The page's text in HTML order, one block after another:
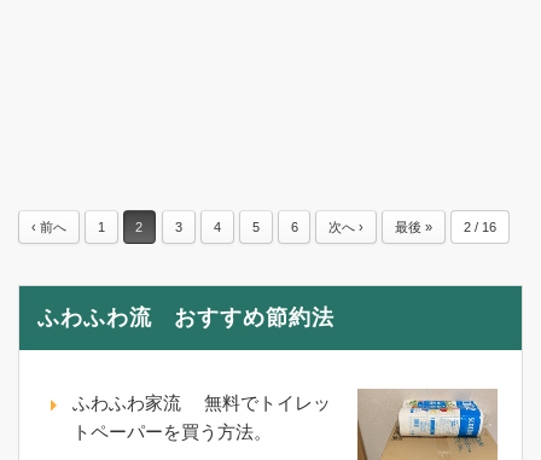
‹ 前へ 1 2 3 4 5 6 次へ › 最後 » 2 / 16
ふわふわ流 おすすめ節約法
ふわふわ家流 無料でトイレッ
トペーパーを買う方法。